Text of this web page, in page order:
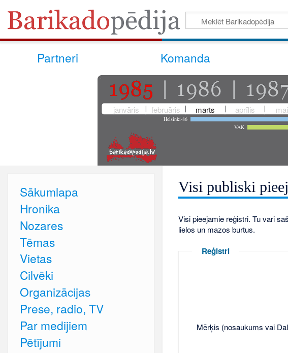
Partneri Komanda
janvāris februāris marts aprīlis
Helsinki-86
VAK
Visi publiski
Visi pieejamie reģistri. Tu vari
lielos un mazos burtus.
Reģistri
Mērķis (nosaukums vai
Sākumlapa
Hronika
Nozares
Tēmas
Vietas
Cilvēki
Organizācijas
Prese, radio, TV
Par medijiem
Pētījumi